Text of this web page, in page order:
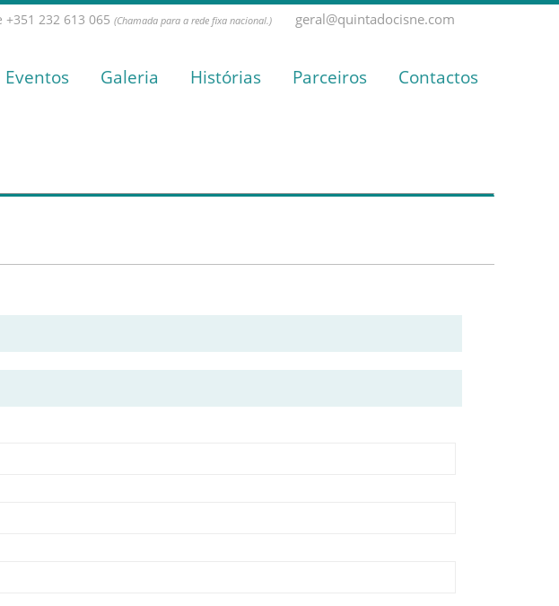
+351 232 613 065 (Chamada para a rede fixa nacional.) geral@quintadocisne.com
Eventos Galeria Histórias Parceiros Contactos